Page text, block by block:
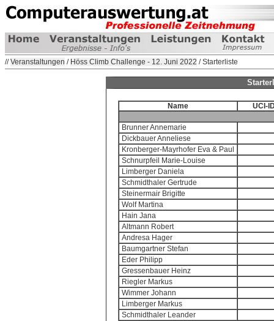
//Veranstaltungen / Höss Climb Challenge - 12. Juni 2022 / Starterliste
Name UCI-
Brunner Annemarie
Dickbauer Anneliese
Kronberger-Mayrhofer Eva & Paul
Schnurpfeil Marie-Louise
Limberger Daniela
Schmidthaler Gertrude
Steinermair Brigitte
Wolf Martina
Hain Jana
Altmann Robert
Andresa Hager
Baumgartner Stefan
Eder Philipp
Gressenbauer Heinz
Riegler Markus
Wimmer Johann
Limberger Markus
Schmidthaler Leander